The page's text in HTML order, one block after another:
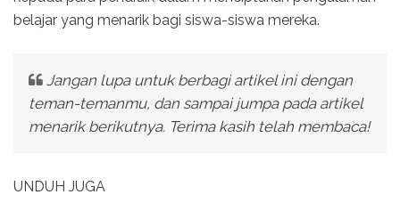
belajar yang menarik bagi siswa-siswa mereka.
Jangan lupa untuk berbagi artikel ini dengan
teman-temanmu, dan sampai jumpa pada artikel
menarik berikutnya. Terima kasih telah membaca!
UNDUH JUGA